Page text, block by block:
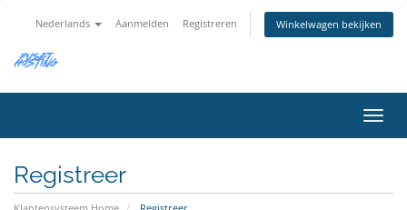
Nederlands Aanmelden Registreren Winkelwagen bekijken
in-/
Registreer